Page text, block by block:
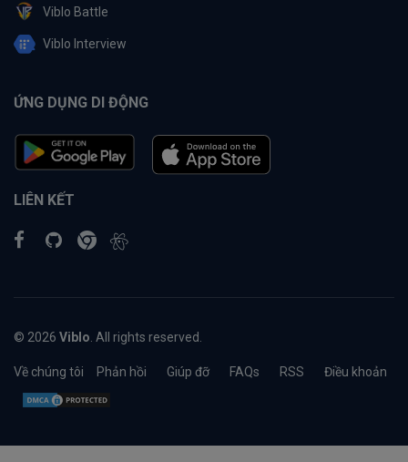
Viblo Battle
Viblo Interview
ỨNG DỤNG DI ĐỘNG
LIÊN KẾT
© 2026 Viblo . All rights reserved.
Về chúng tôi Phản hồi Giúp đỡ FAQs RSS Điều khoản